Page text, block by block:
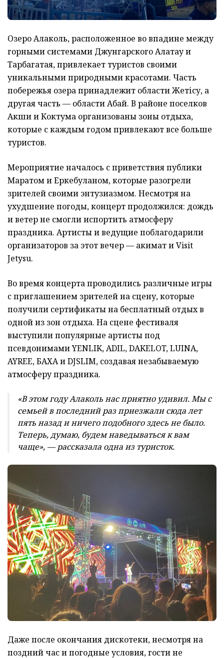
Озеро Алаколь, расположенное во впадине между
горными системами Джунгарского Алатау и
Тарбагатая, привлекает туристов своими
уникальными природными красотами. Часть
побережья озера принадлежит области Жетісу, а
другая часть — области Абай. В районе поселков
Акши и Коктума организованы зоны отдыха,
которые с каждым годом привлекают все больше
туристов.
Мероприятие началось с приветствия публики
Маратом и Еркебуланом, которые разогрели
зрителей своими энтузиазмом. Несмотря на
ухудшение погоды, концерт продолжился: дождь
и ветер не смогли испортить атмосферу
праздника. Артисты и ведущие поблагодарили
организаторов за этот вечер — акимат и Visit
Jetysu.
Во время концерта проводились различные игры
с приглашением зрителей на сцену, которые
получили сертификаты на бесплатный отдых в
одной из зон отдыха. На сцене фестиваля
выступили популярные артисты под
псевдонимами YENLIK, ADIL, DAKELOT, LUINA,
AYREE, БАХА и DJSLIM, создавая незабываемую
атмосферу праздника.
«В этом году Алаколь нас приятно удивил. Мы с
семьей в последний раз приезжали сюда лет
пять назад и ничего подобного здесь не было.
Теперь, думаю, будем наведываться к вам
чаще», — рассказала одна из туристок.
Даже после окончания дискотеки, несмотря на
поздний час и погодные условия, гости не